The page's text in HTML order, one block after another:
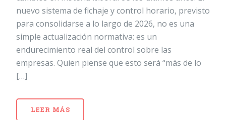
nuevo sistema de fichaje y control horario, previsto
para consolidarse a lo largo de 2026, no es una
simple actualización normativa: es un
endurecimiento real del control sobre las
empresas. Quien piense que esto será “más de lo
[…]
LEER MÁS